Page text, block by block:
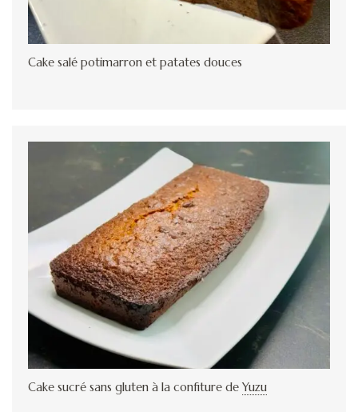
Cake salé potimarron et patates douces
Cake sucré sans gluten à la confiture de Yuzu